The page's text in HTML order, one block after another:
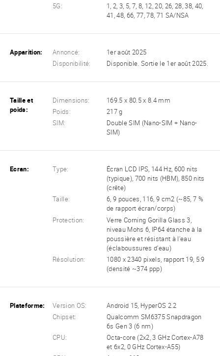
5G:
1, 2, 3, 5, 7, 8, 12, 20, 26, 28, 38, 40,
41, 48, 66, 77, 78, 71 SA/NSA
Apparition: Annoncé:
1er août 2025
Disponibilité:
Disponible. Sortie le 1er août 2025.
Taille et
poids:
Dimensions:
169.5 x 80.5 x 8.4 mm
Poids:
217 g
SIM:
Double SIM (Nano-SIM + Nano-
SIM)
Ecran: Type:
Écran LCD IPS, 144 Hz, 600 nits
(typique), 700 nits (HBM), 850 nits
(crête)
Taille:
6, 9 pouces, 116, 9 cm2 (~85, 7 %
de rapport écran/corps)
Protection:
Verre Corning Gorilla Glass 3,
niveau Mohs 6, IP64 étanche à la
poussière et résistant à l'eau
(éclaboussures d'eau)
Résolution:
1080 x 2340 pixels, rapport 19, 5:9
(densité ~374 ppp)
Plateforme: Version OS:
Android 15, HyperOS 2.2
Chipset:
Qualcomm SM6375 Snapdragon
6s Gen 3 (6 nm)
CPU:
Octa-core (2x2, 3 GHz Cortex-A78
et 6x2, 0 GHz Cortex-A55)